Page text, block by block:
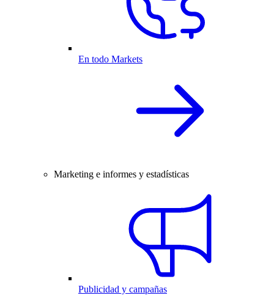
En todo Markets
Marketing e informes y estadísticas
Publicidad y campañas